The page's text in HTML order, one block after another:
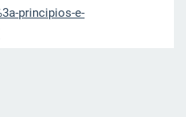
principios-e-